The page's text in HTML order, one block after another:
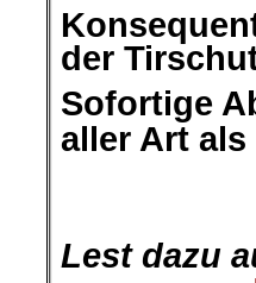
der
Sofortige
aller Art
Lest dazu